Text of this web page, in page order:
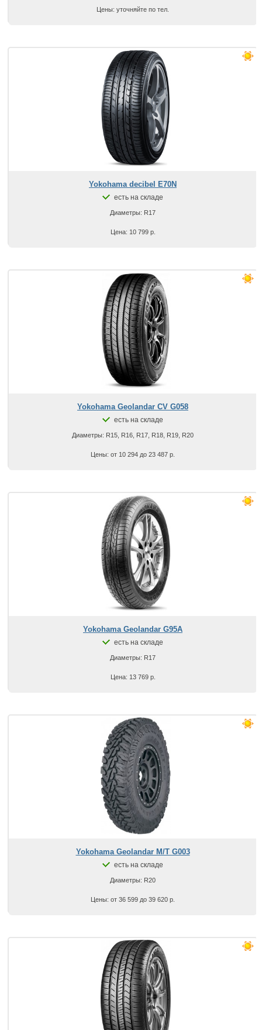
Цены: уточняйте по тел.
Yokohama decibel E70N
есть на складе
Диаметры: R17
Цена: 10 799 р.
Yokohama Geolandar CV G058
есть на складе
Диаметры: R15, R16, R17, R18, R19, R20
Цены: от 10 294 до 23 487 р.
Yokohama Geolandar G95A
есть на складе
Диаметры: R17
Цена: 13 769 р.
Yokohama Geolandar M/T G003
есть на складе
Диаметры: R20
Цены: от 36 599 до 39 620 р.